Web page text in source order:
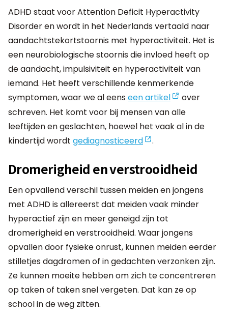
ADHD staat voor Attention Deficit Hyperactivity
Disorder en wordt in het Nederlands vertaald naar
aandachtstekortstoornis met hyperactiviteit. Het is
een neurobiologische stoornis die invloed heeft op
de aandacht, impulsiviteit en hyperactiviteit van
iemand. Het heeft verschillende kenmerkende
symptomen, waar we al eenseen artikel
over
schreven. Het komt voor bij mensen van alle
leeftijden en geslachten, hoewel het vaak al in de
kindertijd wordt gediagnosticeerd .
Dromerigheid en verstrooidheid
Een opvallend verschil tussen meiden en jongens
met ADHD is allereerst dat meiden vaak minder
hyperactief zijn en meer geneigd zijn tot
dromerigheid en verstrooidheid. Waar jongens
opvallen door fysieke onrust, kunnen meiden eerder
stilletjes dagdromen of in gedachten verzonken zijn.
Ze kunnen moeite hebben om zich te concentreren
op taken of taken snel vergeten. Dat kan ze op
school in de weg zitten.